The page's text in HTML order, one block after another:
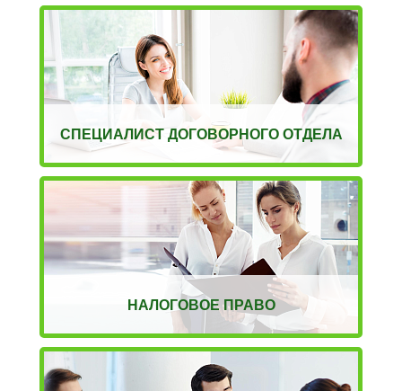
СПЕЦИАЛИСТ ДОГОВОРНОГО ОТДЕЛА
НАЛОГОВОЕ ПРАВО